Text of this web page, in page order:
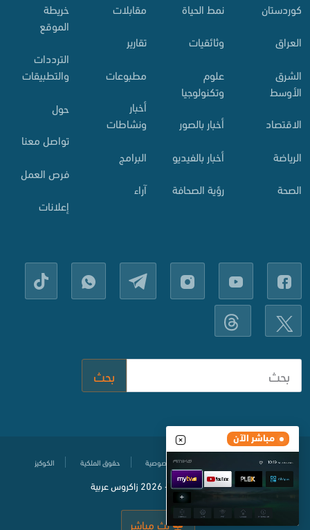
مباشر الآن
کوردستان
العراق
الشرق
الأوسط
الاقتصاد
الرياضة
الصحة
نمط الحياة
وثائقيات
علوم
وتكنولوجيا
أخبار بالصور
أخبار بالفيديو
رؤية الصحافة
مقابلات
تقارير
مطبوعات
أخبار
ونشاطات
البرامج
آراء
خريطة
الموقع
الترددات
والتطبيقات
حول
تواصل معنا
فرص العمل
إعلانات
بحث
مركز المساعدة سياسة حماية الخصوصية حقوق الملكية الكوكيز
© جميع الحقوق محفوظة2020- 2026 زاكروس عربية
بث مباشر